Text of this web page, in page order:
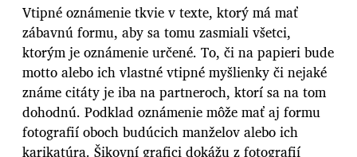
Vtipné oznámenie tkvie v texte, ktorý má mať
zábavnú formu, aby sa tomu zasmiali všetci,
ktorým je oznámenie určené. To, či na papieri bude
motto alebo ich vlastné vtipné myšlienky či nejaké
známe citáty je iba na partneroch, ktorí sa na tom
dohodnú. Podklad oznámenie môže mať aj formu
fotografií oboch budúcich manželov alebo ich
karikatúra. Šikovní grafici dokážu z fotografií